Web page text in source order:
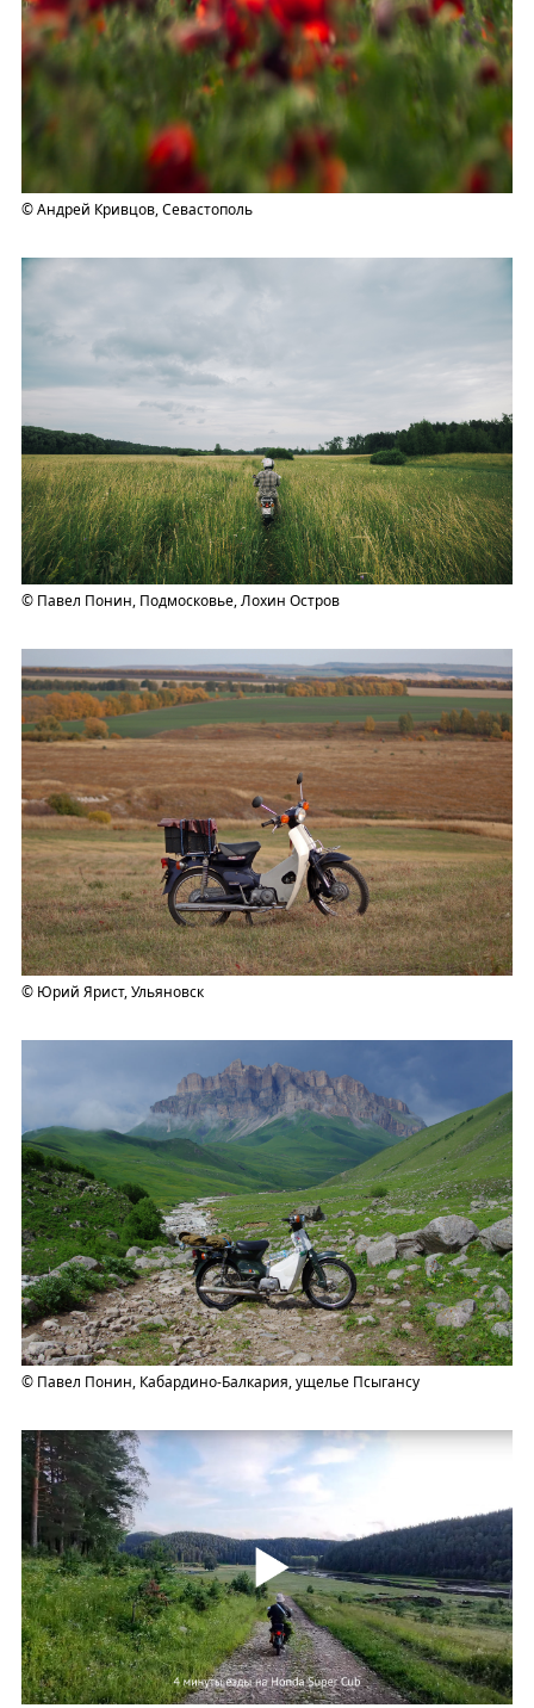
© Андрей Кривцов, Севастополь
© Павел Понин, Подмосковье, Лохин Остров
© Юрий Ярист, Ульяновск
© Павел Понин, Кабардино-Балкария, ущелье Псыгансу